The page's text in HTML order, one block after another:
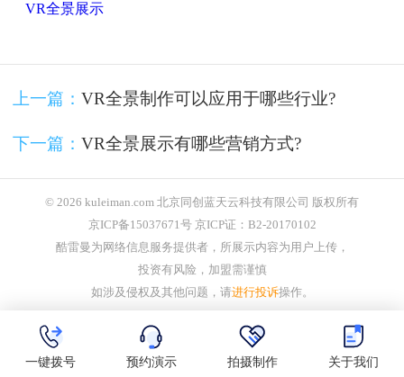
VR全景展示
上一篇： VR全景制作可以应用于哪些行业?
下一篇： VR全景展示有哪些营销方式?
© 2026 kuleiman.com 北京同创蓝天云科技有限公司 版权所有
京ICP备15037671号 京ICP证：B2-20170102
酷雷曼为网络信息服务提供者，所展示内容为用户上传，
投资有风险，加盟需谨慎
如涉及侵权及其他问题，请进行投诉操作。
一键拨号 预约演示 拍摄制作 关于我们